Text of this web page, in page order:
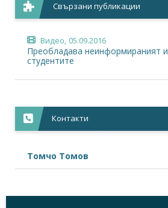
Свързани публикации
Видео, 05.09.2016
Преобладава неинформираният
студентите
Контакти
Томчо Томов